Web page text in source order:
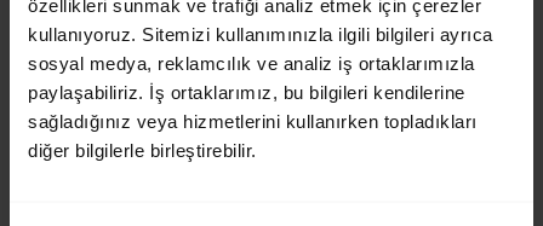
özellikleri sunmak ve trafiği analiz etmek için çerezler
kullanıyoruz. Sitemizi kullanımınızla ilgili bilgileri ayrıca
sosyal medya, reklamcılık ve analiz iş ortaklarımızla
paylaşabiliriz. İş ortaklarımız, bu bilgileri kendilerine
sağladığınız veya hizmetlerini kullanırken topladıkları
diğer bilgilerle birleştirebilir.
Hızlı Başlangıç Kılavuzu
İngilizce
Karşıdan yükle